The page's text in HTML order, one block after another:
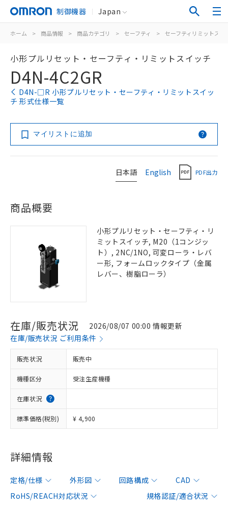
制御機器 Japan
ホーム > 商品情報 > 商品カテゴリ > セーフティ > セーフティリミットスイ
小形プルリセット・セーフティ・リミットスイッチ
D4N-4C2GR
D4N-□R 小形プルリセット・セーフティ・リミットスイッ
チ 形式仕様一覧
マイリストに追加
日本語 English PDF出力
商品概要
小形プルリセット・セーフティ・リ
ミットスイッチ, M20（1コンジッ
ト）, 2NC/1NO, 可変ローラ・レバ
ー形, フォームロックタイプ（金属
レバー、樹脂ローラ）
在庫/販売状況
2026/08/07 00:00 情報更新
在庫/販売状況 ご利用条件
販売状況 販売中
機種区分 受注生産機種
在庫状況
標準価格(税別) ¥ 4,900
詳細情報
定格/仕様 外形図 回路構成
CAD
RoHS/REACH対応状況
規格認証/適合状況